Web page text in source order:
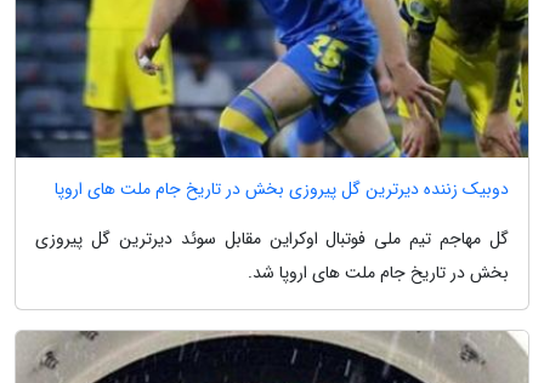
دوبیک زننده دیرترین گل پیروزی بخش در تاریخ جام ملت های اروپا
گل مهاجم تیم ملی فوتبال اوکراین مقابل سوئد دیرترین گل پیروزی
بخش در تاریخ جام ملت های اروپا شد.